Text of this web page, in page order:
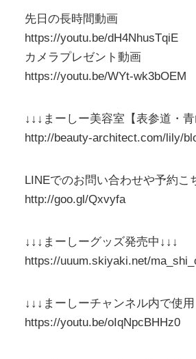
先日の長時間動画
https://youtu.be/dH4NhusTqiE
カメラプレゼント動画
https://youtu.be/WYt-wk3bOEM
↓↓↓まーしー美容室【表参道・
http://beauty-architect.com/lily/
LINEでのお問い合わせや予約
http://goo.gl/Qxvyfa
↓↓↓まーしーグッズ発売中↓↓↓
https://uuum.skiyaki.net/
↓↓↓まーしーチャンネル内で使
https://youtu.be/oIqNpcBHHz0